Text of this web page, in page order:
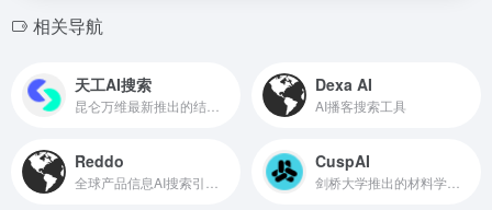
相关导航
天工AI搜索 Dexa AI
AI播客搜索工具
Reddo CuspAI